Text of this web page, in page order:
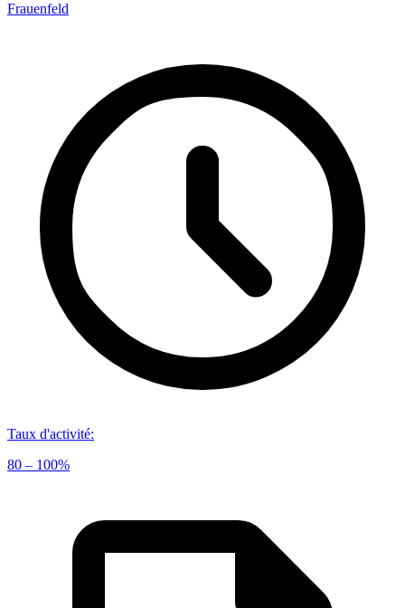
Frauenfeld
Taux d'activité:
80 – 100%